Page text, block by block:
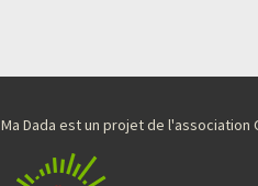
Ma Dada est un projet de l'association